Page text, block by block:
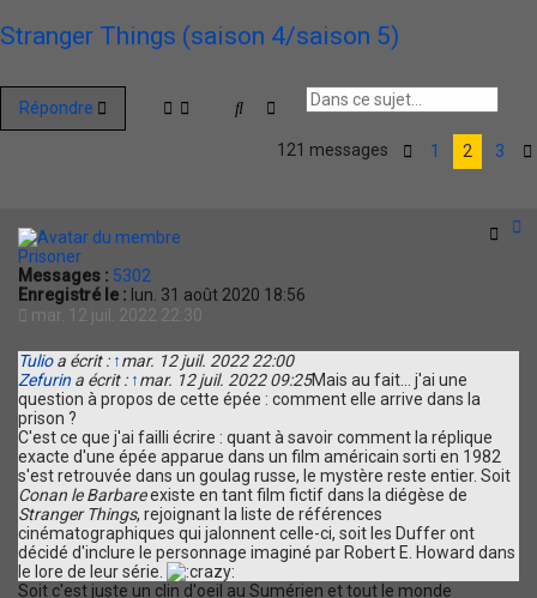
Stranger Things (saison 4/saison 5)
Répondre RechercherRecherche avancée
121 messages Précédente
1 2 3
Prisoner
Messages : 5302
Enregistré le : lun. 31 août 2020 18:56
mar. 12 juil. 2022 22:30
Tulioa écrit : ↑mar. 12 juil. 2022 22:00
Zefurin a écrit : ↑mar. 12 juil. 2022 09:25Mais au fait... j'ai une
question à propos de cette épée : comment elle arrive dans la
prison ?
C'est ce que j'ai failli écrire : quant à savoir comment la réplique
exacte d'une épée apparue dans un film américain sorti en 1982
s'est retrouvée dans un goulag russe, le mystère reste entier. Soit
Conan le Barbareexiste en tant film fictif dans la diégèse de
Stranger Things, rejoignant la liste de références
cinématographiques qui jalonnent celle-ci, soit les Duffer ont
décidé d'inclure le personnage imaginé par Robert E. Howard dans
le lore de leur série.
Soit c'est juste un clin d'oeil au Sumérien et tout le monde